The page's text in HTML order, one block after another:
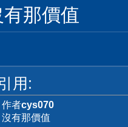
有那價值
用:
作者cys070
沒有那價值